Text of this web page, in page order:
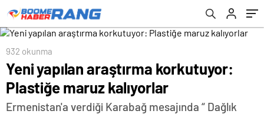
932 okunma
Yeni yapılan araştırma korkutuyor:
Plastiğe maruz kalıyorlar
Ermenistan'a verdiği Karabağ mesajında “ Dağlık